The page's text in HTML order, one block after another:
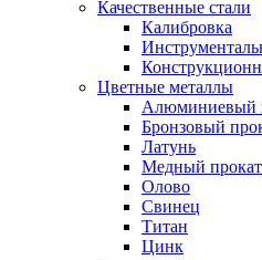
Качественные стали
Калибровка
Цветные металлы
Алюминиевый
Бронзовый
Латунь
Медный прокат
Олово
Свинец
Титан
Цинк